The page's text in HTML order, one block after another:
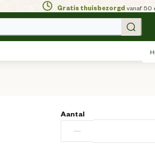
Gratis thuisbezorgd vanaf 50
Aantal
−